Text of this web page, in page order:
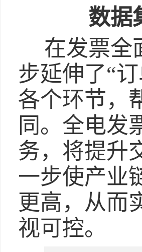
数据
在发票全
步延伸了“
各个环节，
同。全电发
务，将提升
一步使产业
更高，从而
视可控。